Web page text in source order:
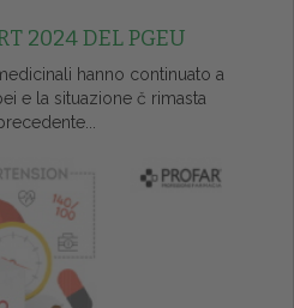
2024 DEL PGEU
hanno continuato a
e la situazione č rimasta